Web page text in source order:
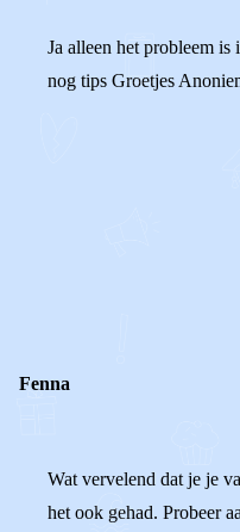
Ja alleen het probleem is
nog tips Groetjes
Fenna
Wat vervelend dat je je
het ook gehad. Probeer